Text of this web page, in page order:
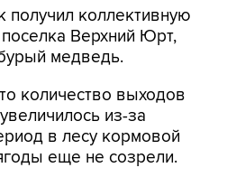
получил коллективную
Верхний Юрт,
медведь.
количество выходов
из-за
в лесу кормовой
еще не созрели.